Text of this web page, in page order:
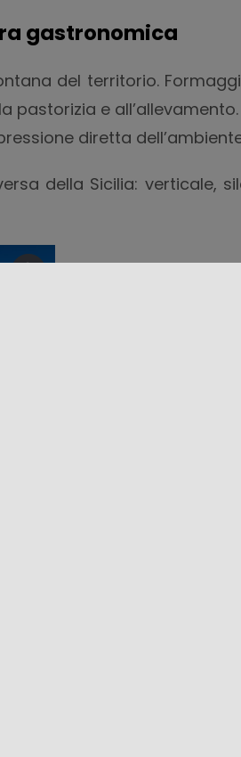
gastronomica
del territorio.
pastorizia e all’allevamento.
diretta
della Sicilia: verticale,